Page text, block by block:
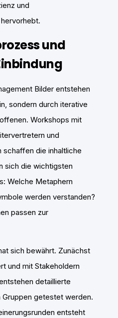
und
und
Bilder entstehen
sondern durch iterative
Workshops mit
und
schaffen die inhaltliche
sich die wichtigsten
Welche Metaphern
werden verstanden?
passen zur
sich bewährt. Zunächst
und mit Stakeholdern
detaillierte
Gruppen getestet werden.
entsteht